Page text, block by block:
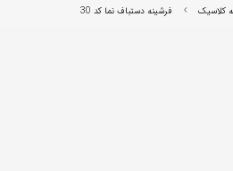
کلاسیک فرشینه دستباف نما کد 30